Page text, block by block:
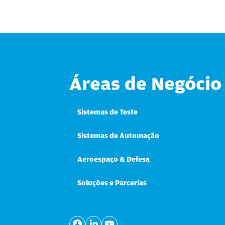
Áreas de Negócio
Sistemas de Teste
Sistemas de Automação
Aeroespaço & Defesa
Soluções e Parcerias